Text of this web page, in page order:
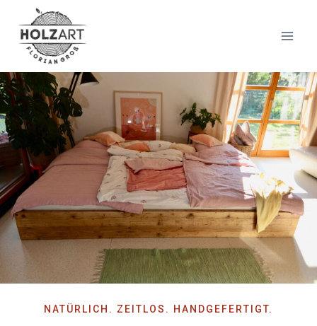
NATÜRLICH. ZEITLOS. HANDGE­FERTIGT.